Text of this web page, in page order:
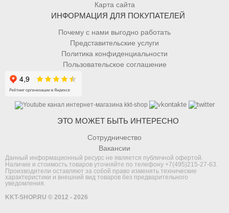
Карта сайта
ИНФОРМАЦИЯ ДЛЯ ПОКУПАТЕЛЕЙ
Почему с нами выгодно работать
Представительские услуги
Политика конфиденциальности
Пользовательское соглашение
ЭТО МОЖЕТ БЫТЬ ИНТЕРЕСНО
Сотрудничество
Вакансии
Данный информационный ресурс не является публичной офертой.
Наличие и стоимость товаров уточняйте по телефону +7(495)215-27-63
Производители оставляют за собой право изменять технические
характеристики и внешний вид товаров без предварительного
уведомления.
KKT-SHOP.RU © 2012 - 2026